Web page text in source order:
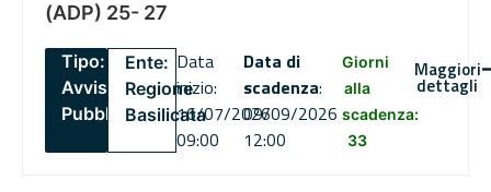
(ADP) 25- 27
Tipo:
Avviso
Pubblico
Ente:
Regione
Basilicata
Data
inizio:
16/07/2026
09:00
Data di
scadenza:
09/09/2026
12:00
Giorni
alla
scadenza:
33
Maggiori
dettagli